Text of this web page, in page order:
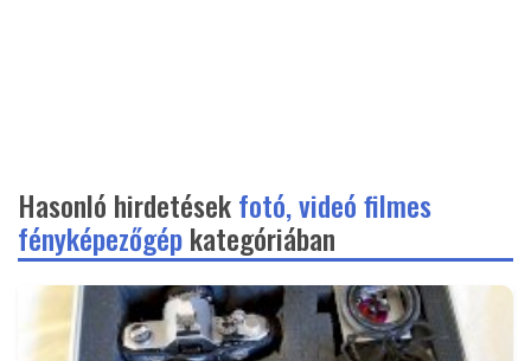
Hasonló hirdetésekfotó, videó filmes
fényképezőgépkategóriában